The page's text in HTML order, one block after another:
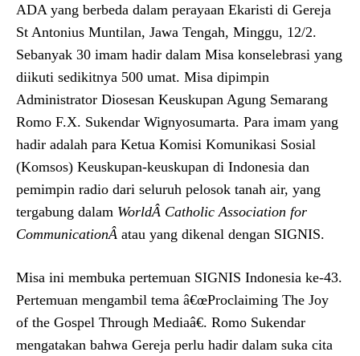
ADA yang berbeda dalam perayaan Ekaristi di Gereja
St Antonius Muntilan, Jawa Tengah, Minggu, 12/2.
Sebanyak 30 imam hadir dalam Misa konselebrasi yang
diikuti sedikitnya 500 umat. Misa dipimpin
Administrator Diosesan Keuskupan Agung Semarang
Romo F.X. Sukendar Wignyosumarta. Para imam yang
hadir adalah para Ketua Komisi Komunikasi Sosial
(Komsos) Keuskupan-keuskupan di Indonesia dan
pemimpin radio dari seluruh pelosok tanah air, yang
tergabung dalam WorldÂ Catholic Association for
CommunicationÂ atau yang dikenal dengan SIGNIS.
Misa ini membuka pertemuan SIGNIS Indonesia ke-43.
Pertemuan mengambil tema â€œProclaiming The Joy
of the Gospel Through Mediaâ€. Romo Sukendar
mengatakan bahwa Gereja perlu hadir dalam suka cita